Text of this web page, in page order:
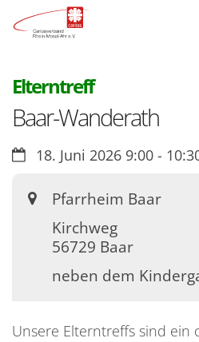
Elterntreff:
Baar-Wanderath
Datum:18. Juni 2026 9:00 -
Ort:Pfarrheim Baar
Kirchweg
56729 Baar
neben dem
Unsere Elterntreffs sind ein